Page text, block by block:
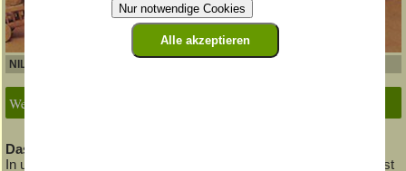
NILS Kinderbett
Weitere Bilder anzeigen ▾
Das Original - direkt vom Designer dieses Klassikers!
In unserem Kinderbett »NILS« mit stabilem Massivholz-Lattenrost
Nur notwendige Cookies
Alle akzeptieren